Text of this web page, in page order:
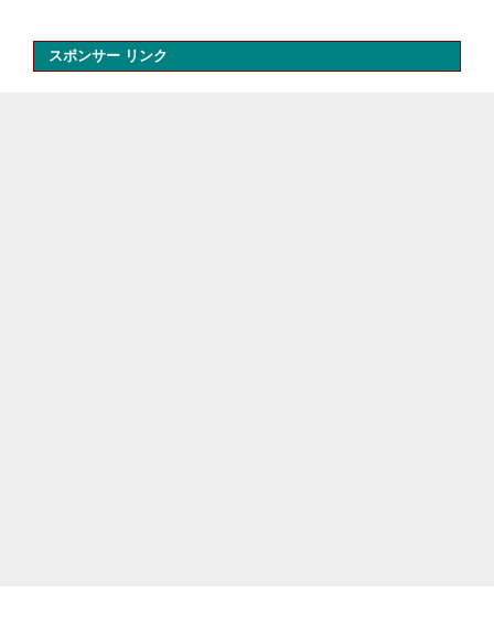
スポンサー リンク